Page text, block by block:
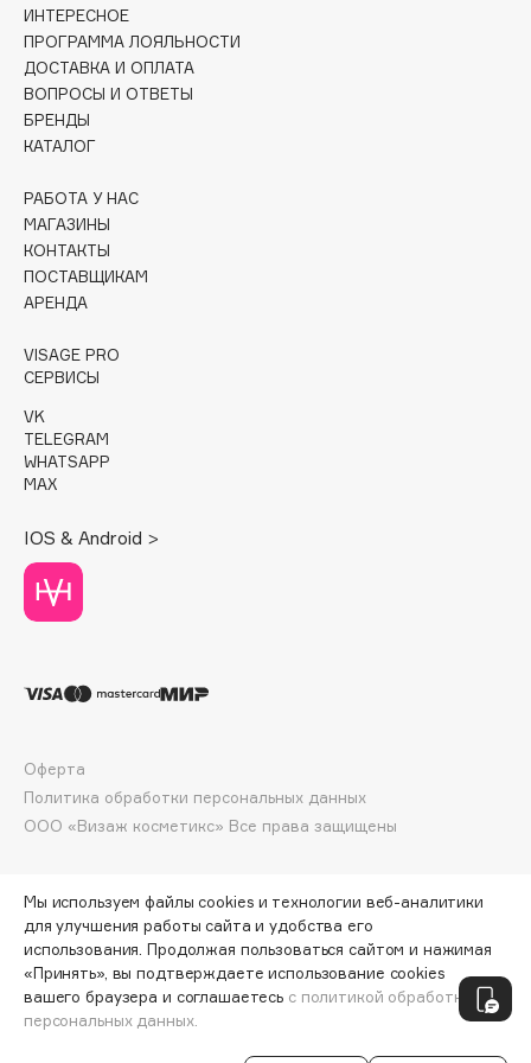
Collagenina
Consly
Corimo
CosRX
Cottolina
Curaprox
d'Alba
DABO
DARLING*
Darphin
Deonica
Dessange
Dior
Dolce & Gabbana
DP Daily Perfection
Dr. Vranjes Firenze
DSD de Luxe
Dyson
ПО ЗОЛОТОЙ КАРТЕ:134 ₽
ДОБАВИТЬ В КОРЗИНУ 149 ₽
ИНТЕРЕСНОЕ
ПРОГРАММА ЛОЯЛЬНОСТИ
ДОСТАВКА И ОПЛАТА
ВОПРОСЫ И ОТВЕТЫ
БРЕНДЫ
КАТАЛОГ
РАБОТА У НАС
МАГАЗИНЫ
КОНТАКТЫ
ПОСТАВЩИКАМ
АРЕНДА
VISAGE PRO
СЕРВИСЫ
VK
TELEGRAM
WHATSAPP
MAX
IOS & Android >
ООО «Визаж косметикс» Все права защищены
Оферта
Политика обработки персональных данных
Мы используем файлы cookies и технологии веб-аналитики
для улучшения работы сайта и удобства его
использования. Продолжая пользоваться сайтом и нажимая
«Принять», вы подтверждаете использование cookies
вашего браузера и соглашаетесь с политикой обработки
персональных данных.